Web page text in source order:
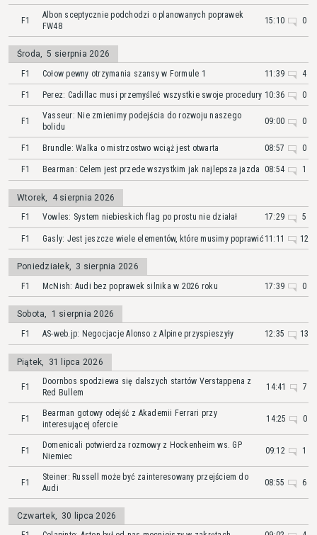
F1
Albon sceptycznie podchodzi o planowanych poprawek
FW48
15:10 0
Środa, 5 sierpnia 2026
F1
Cołow pewny otrzymania szansy w Formule 1 11:39 4
F1 Perez: Cadillac musi przemyśleć wszystkie swoje procedury 10:36 0
F1
Vasseur: Nie zmienimy podejścia do rozwoju naszego
bolidu
09:00 0
F1 Brundle: Walka o mistrzostwo wciąż jest otwarta 08:57 0
F1 Bearman: Celem jest przede wszystkim jak najlepsza jazda 08:54 1
Wtorek
4 sierpnia 2026
F1
Vowles: System niebieskich flag po prostu nie działał 17:29 5
F1 Gasly: Jest jeszcze wiele elementów, które musimy poprawić 11:11 12
Poniedziałek, 3 sierpnia 2026
F1
McNish: Audi bez poprawek silnika w 2026 roku 17:39 0
Sobota,
1 sierpnia 2026
F1
AS-web.jp: Negocjacje Alonso z Alpine przyspieszyły 12:35 13
Piątek 31 lipca 2026
F1
Doornbos spodziewa się dalszych startów Verstappena z
Red Bullem
14:41 7
F1
Bearman gotowy odejść z Akademii Ferrari przy
interesującej ofercie
14:25 0
F1
Domenicali potwierdza rozmowy z Hockenheim ws. GP
Niemiec
09:12 1
F1
Steiner: Russell może być zainteresowany przejściem do
Audi
08:55 6
Czwartek,
30 lipca 2026